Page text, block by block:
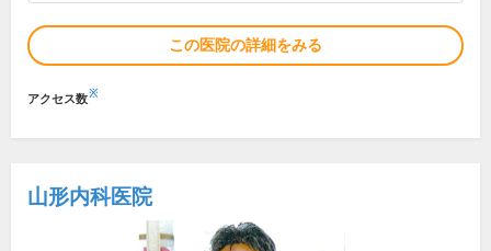
この医院の詳細をみる
アクセス数※
山形内科医院